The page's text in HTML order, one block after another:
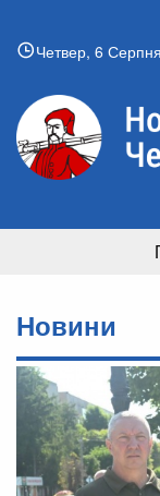
Четвер, 6 Серпня
Новини